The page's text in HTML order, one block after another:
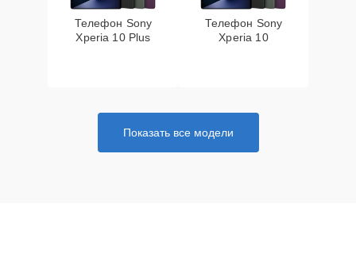
Телефон Sony
Xperia 10 Plus
Телефон Sony
Xperia 10
Показать все модели